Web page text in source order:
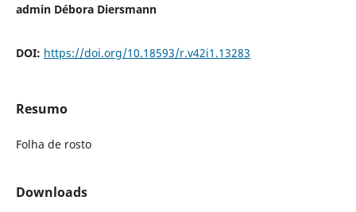
admin Débora Diersmann
DOI: https://doi.org/10.18593/r.v42i1.13283
Resumo
Folha de rosto
Downloads